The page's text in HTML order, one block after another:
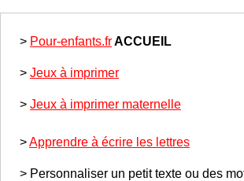
> Pour-enfants.frACCUEIL
> Jeux à imprimer
> Jeux à imprimer maternelle
>Apprendre à écrire les lettres
> Personnaliser un petit texte ou des